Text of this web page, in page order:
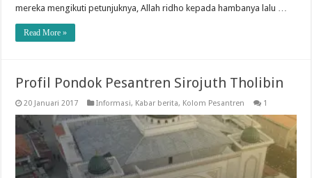
mereka mengikuti petunjuknya, Allah ridho kepada hambanya lalu …
Read More »
Profil Pondok Pesantren Sirojuth Tholibin
20 Januari 2017 Informasi, Kabar berita, Kolom Pesantren 1